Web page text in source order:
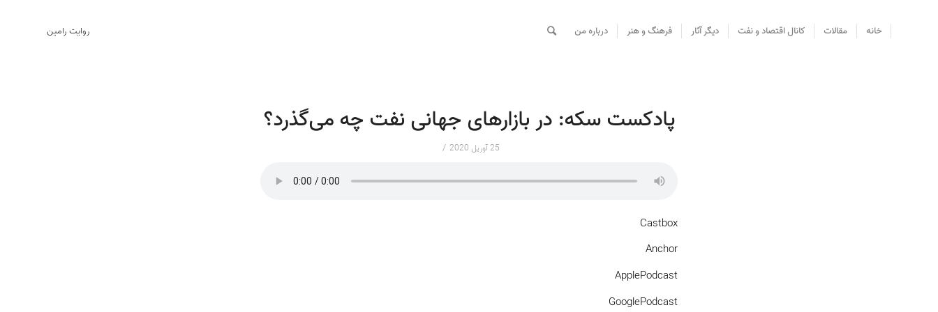
روایت رامین خانه مقالات کانال اقتصاد و نفت دیگر آثار فرهنگ و هنر درباره من
پادکست سکه: در بازارهای جهانی نفت چه می‌گذرد؟
25 آوریل 2020 /
Castbox
Anchor
ApplePodcast
GooglePodcast